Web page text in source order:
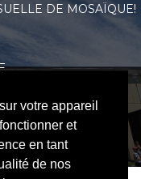
DE MOSAÏQUE!
votre appareil
et
en tant
de nos